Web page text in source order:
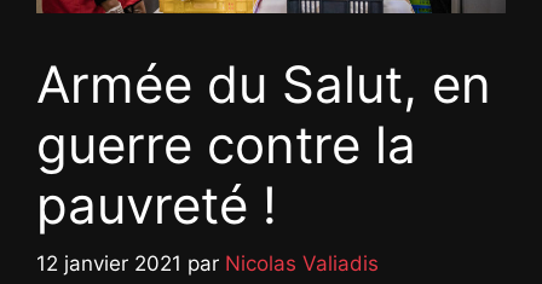
Armée du Salut, en
guerre contre la
pauvreté !
12 janvier 2021 par Nicolas Valiadis